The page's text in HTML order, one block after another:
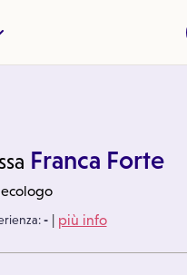
Franca Forte
-| più info